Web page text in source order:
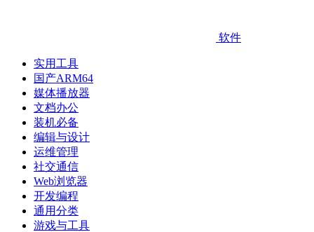
软件
实用工具
国产ARM64
媒体播放器
文档办公
装机必备
编辑与设计
运维管理
社交通信
Web浏览器
开发编程
通用分类
游戏与工具